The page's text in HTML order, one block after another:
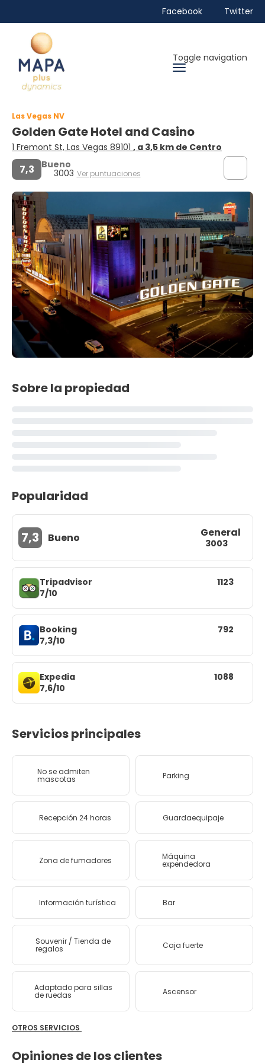
Facebook Twitter
Toggle navigation
Las Vegas NV
Golden Gate Hotel and Casino
1 Fremont St, Las Vegas 89101 , a 3,5 km de Centro
7,3 Bueno
3003 Ver puntuaciones
Sobre la propiedad
Popularidad
7,3 Bueno General
3003
Tripadvisor
7/10
1123
Booking
7,3/10
792
Expedia
7,6/10
1088
Servicios principales
No se admiten
mascotas Parking
Recepción 24 horas Guardaequipaje
Zona de fumadores Máquina
expendedora
Información turística Bar
Souvenir / Tienda de
regalos Caja fuerte
Adaptado para sillas
de ruedas Ascensor
OTROS SERVICIOS
Opiniones de los clientes